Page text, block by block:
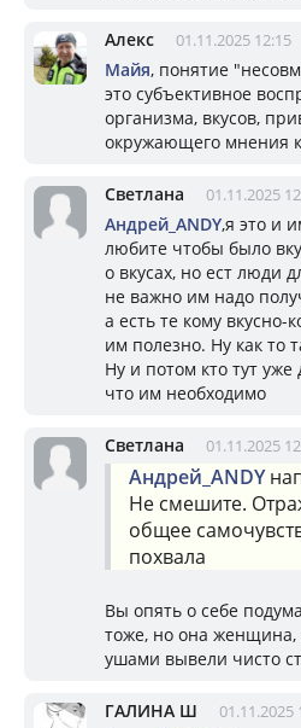
Алекс 01.11.2025 12:15
Майя, понятие
это субъективное
организма, вкусов,
окружающего мнения
Светлана 01.11.2025
Андрей_ANDY,я это и
любите чтобы было
о вкусах, но ест люди
не важно им надо
а есть те кому вкусно-
им полезно. Ну как то
Ну и потом кто тут
что им необходимо
Светлана 01.11.2025
Андрей_ANDY
Не смешите.
общее
похвала
Вы опять о себе
тоже, но она
ушами вывели чисто
ГАЛИНА Ш 01.11.2025